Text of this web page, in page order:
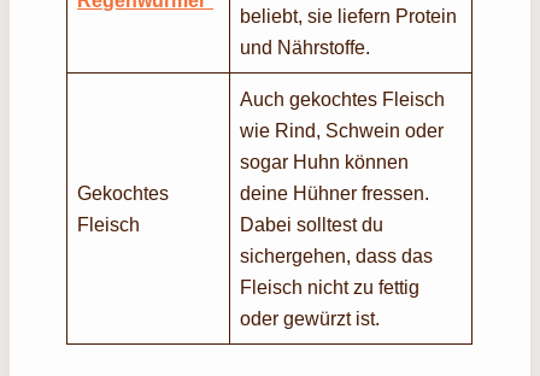
beliebt, sie liefern Protein
und Nährstoffe.
Gekochtes
Fleisch
Auch gekochtes Fleisch
wie Rind, Schwein oder
sogar Huhn können
deine Hühner fressen.
Dabei solltest du
sichergehen, dass das
Fleisch nicht zu fettig
oder gewürzt ist.